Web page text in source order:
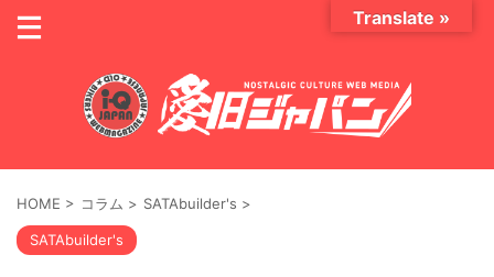
HOME > コラム > SATAbuilder's >
SATAbuilder's
Translate »